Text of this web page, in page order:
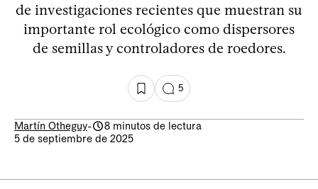
de investigaciones recientes que muestran su
importante rol ecológico como dispersores
de semillas y controladores de roedores.
5
Martín Otheguy-
8 minutos de lectura
5 de septiembre de 2025